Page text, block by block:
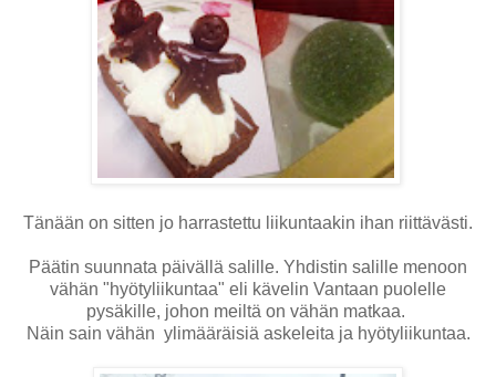
Tänään on sitten jo harrastettu liikuntaakin ihan riittävästi.
Päätin suunnata päivällä salille. Yhdistin salille menoon
vähän "hyötyliikuntaa" eli kävelin Vantaan puolelle
pysäkille, johon meiltä on vähän matkaa.
Näin sain vähän ylimääräisiä askeleita ja hyötyliikuntaa.